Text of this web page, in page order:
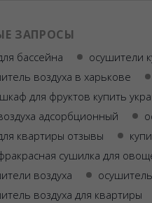
ЗАПРОСЫ
бассейна осушители
воздуха в харькове
для фруктов купить
адсорбционный
квартиры отзывы
сушилка для
воздуха
воздуха для квартиры